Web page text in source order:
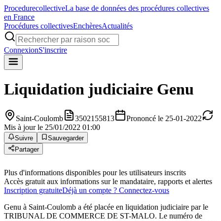
ProcedurecollectiveLa base de données des procédures collectives
en France
Procédures collectivesEnchèresActualités
ConnexionS'inscrire
Liquidation judiciaire Genu
Saint-Coulomb 3502155813
Prononcé le 25-01-2022
Mis à jour le 25/01/2022 01:00
Suivre
Sauvegarder
Partager
Plus d'informations disponibles pour les utilisateurs inscrits
Accès gratuit aux informations sur le mandataire, rapports et alertes
Inscription gratuiteDéjà un compte ? Connectez-vous
Genu à Saint-Coulomb a été placée en liquidation judiciaire par le
TRIBUNAL DE COMMERCE DE ST-MALO. Le numéro de